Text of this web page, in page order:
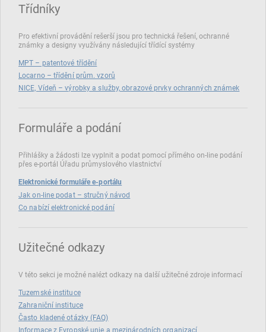
Třídníky
Pro efektivní provádění rešerší jsou pro technická řešení, ochranné
známky a designy využívány následující třídící systémy
MPT – patentové třídění
Locarno – třídění prům. vzorů
NICE, Vídeň – výrobky a služby, obrazové prvky ochranných známek
Formuláře a podání
Přihlášky a žádosti lze vyplnit a podat pomocí přímého on‑line podání
přes e‑portál Úřadu průmyslového vlastnictví
Elektronické formuláře e-portálu
Jak on-line podat – stručný návod
Co nabízí elektronické podání
Užitečné odkazy
V této sekci je možné nalézt odkazy na další užitečné zdroje informací
Tuzemské instituce
Zahraniční instituce
Často kladené otázky (FAQ)
Informace z Evropské unie a mezinárodních organizací